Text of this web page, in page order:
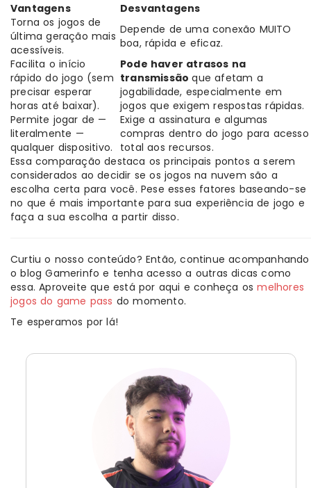
Vantagens
Desvantagens
Torna os jogos de
última geração mais
acessíveis.
Depende de uma conexão MUITO
boa, rápida e eficaz.
Facilita o início
rápido do jogo (sem
precisar esperar
horas até baixar).
Pode haver atrasos na
transmissãoque afetam a
jogabilidade, especialmente em
jogos que exigem respostas rápidas.
Permite jogar de —
literalmente —
qualquer dispositivo.
Exige a assinatura e algumas
compras dentro do jogo para acesso
total aos recursos.
Essa comparação destaca os principais pontos a serem
considerados ao decidir se os jogos na nuvem são a
escolha certa para você. Pese esses fatores baseando-se
no que é mais importante para sua experiência de jogo e
faça a sua escolha a partir disso.
Curtiu o nosso conteúdo? Então, continue acompanhando
o blog Gamerinfo e tenha acesso a outras dicas como
essa. Aproveite que está por aqui e conheça osmelhores
jogos do game pass do momento.
Te esperamos por lá!